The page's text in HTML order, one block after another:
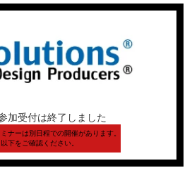
加受付は終了しました
ナーは別日程での開催があります。
以下をご確認ください。